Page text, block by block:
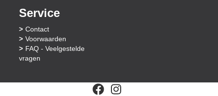
Service
Contact
Voorwaarden
FAQ - Veelgestelde
vragen
facebookinstagram